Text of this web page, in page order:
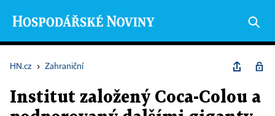
HN.cz › Zahraniční
Institut založený Coca-Colou a